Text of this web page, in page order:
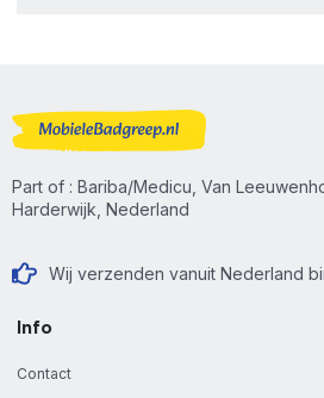
Part of : Bariba/Medicu, Van
Harderwijk, Nederland
Wij verzenden vanuit Nederland
Info
Contact